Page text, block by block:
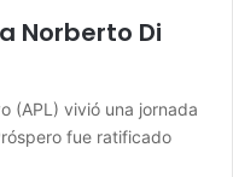
Norberto Di
(APL) vivió una jornada
fue ratificado